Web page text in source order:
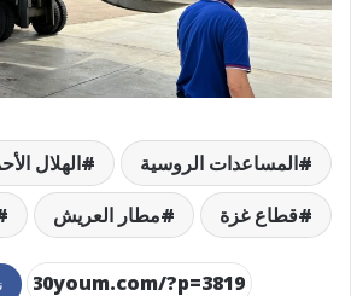
المساعدات الروسية
الهلال
قطاع غزة
مطار العريش